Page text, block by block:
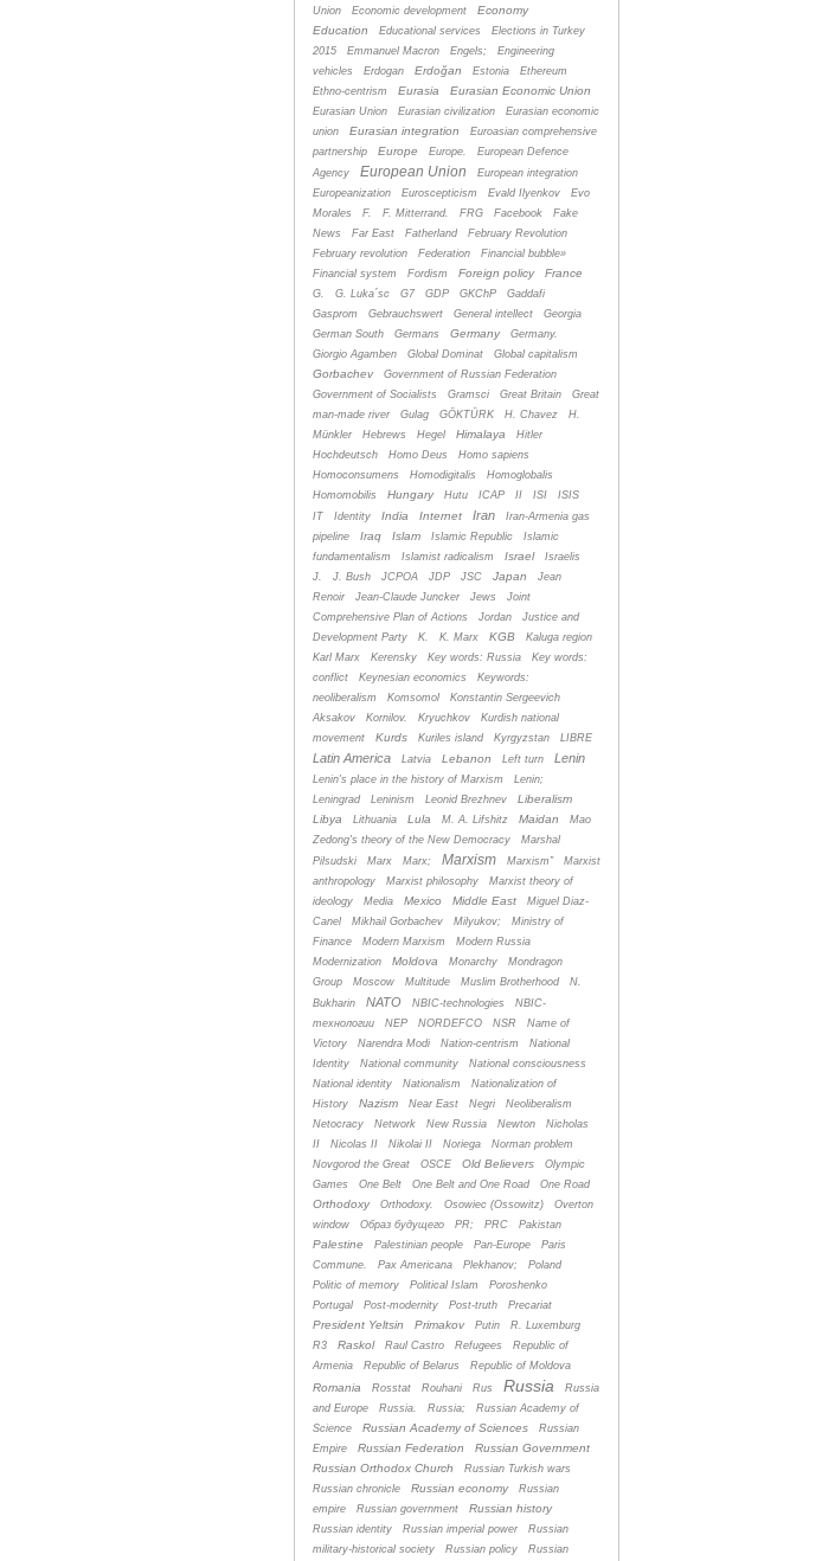
Union
Economic development
Economy
Education
Educational services
Elections in Turkey
2015
Emmanuel Macron Engels;
Engineering
vehicles
Erdogan Erdoğan Estonia
Ethereum
Ethno-centrism
Eurasia Eurasian Economic Union
Eurasian Union Eurasian civilization
Eurasian economic
union
Eurasian integration
Euroasian comprehensive
partnership
Europe Europe.
European Defence
Agency
European Union
European integration
Europeanization
Euroscepticism Evald Ilyenkov
Evo
Morales
F. F. Mitterrand. FRG Facebook
Fake
News
Far East Fatherland
February Revolution
February revolution
Federation
Financial bubble»
Financial system
Fordism Foreign policy France
G. G. Luka´sc G7 GDP GKChP
Gaddafi
Gasprom
Gebrauchswert General intellect
Georgia
German South
Germans Germany
Germany.
Giorgio Agamben
Global Dominat Global capitalism
Gorbachev
Government of Russian Federation
Government of Socialists
Gramsci Great Britain
Great
man-made river
Gulag GÖKTÜRK H. Chavez
H.
Münkler
Hebrews Hegel Himalaya
Hitler
Hochdeutsch
Homo Deus
Homo sapiens
Homoconsumens
Homodigitalis
Homoglobalis
Homomobilis
Hungary Hutu ICAP II ISI
ISIS
IT
Identity India Internet Iran
Iran-Armenia gas
pipeline
Iraq Islam Islamic Republic
Islamic
fundamentalism
Islamist radicalism Israel
Israelis
J.
J. Bush JCPOA JDP JSC Japan
Jean
Renoir
Jean-Claude Juncker Jews
Joint
Comprehensive Plan of Actions
Jordan
Justice and
Development Party
K. K. Marx KGB
Kaluga region
Karl Marx
Kerensky Key words: Russia
Key words:
conflict
Keynesian economics
Keywords:
neoliberalism
Komsomol
Konstantin Sergeevich
Aksakov
Kornilov. Kryuchkov
Kurdish national
movement
Kurds Kuriles island Kyrgyzstan LIBRE
Latin America Latvia Lebanon Left turn Lenin
Lenin's place in the history of Marxism
Lenin;
Leningrad
Leninism Leonid Brezhnev
Liberalism
Libya
Lithuania Lula M. A. Lifshitz Maidan
Mao
Zedong's theory of the New Democracy
Marshal
Pilsudski
Marx Marx; Marxism Marxism”
Marxist
anthropology
Marxist philosophy
Marxist theory of
ideology
Media Mexico Middle East
Miguel Diaz-
Canel
Mikhail Gorbachev Milyukov;
Ministry of
Finance
Modern Marxism
Modern Russia
Modernization
Moldova Monarchy
Mondragon
Group
Moscow Multitude Muslim Brotherhood
N.
Bukharin
NATO NBIC-technologies
NBIC-
технологии
NEP NORDEFCO NSR
Name of
Victory
Narendra Modi Nation-centrism
National
Identity
National community
National consciousness
National identity
Nationalism
Nationalization of
History
Nazism Near East Negri
Neoliberalism
Netocracy
Network New Russia Newton
Nicholas
II
Nicolas II Nikolai II Noriega
Norman problem
Novgorod the Great
OSCE Old Believers
Olympic
Games
One Belt One Belt and One Road One Road
Orthodoxy Orthodoxy. Osowiec (Ossowitz)
Overton
window
Oбраз будущего PR; PRC Pakistan
Palestine Palestinian people Pan-Europe
Paris
Commune.
Pax Americana Plekhanov;
Poland
Politic of memory
Political Islam
Poroshenko
Portugal
Post-modernity Post-truth Precariat
President Yeltsin Primakov Putin
R. Luxemburg
R3
Raskol Raul Castro Refugees
Republic of
Armenia
Republic of Belarus Republic of Moldova
Romania Rosstat Rouhani Rus Russia
Russia
and Europe
Russia. Russia;
Russian Academy of
Science
Russian Academy of Sciences
Russian
Empire
Russian Federation
Russian Government
Russian Orthodox Church
Russian Turkish wars
Russian chronicle
Russian economy
Russian
empire
Russian government Russian history
Russian identity Russian imperial power
Russian
military-historical society
Russian policy Russian